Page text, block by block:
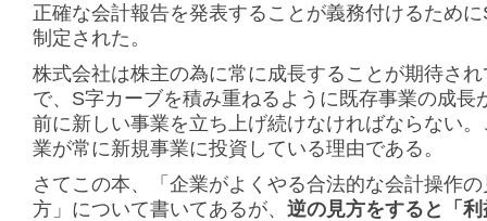
正確な会計報告を発表することが義務付けるため
制定された。
株式会社は株主の為に常に成長することが期待さ
で、S字カーブを積み重ねるように既存事業の成長
前に新しい事業を立ち上げ続けなければならない
業が常に新規事業に投資している理由である。
さてこの本、「企業がよくやる合法的な会計操作
方」について書いてあるが、 逆の見方をすると「